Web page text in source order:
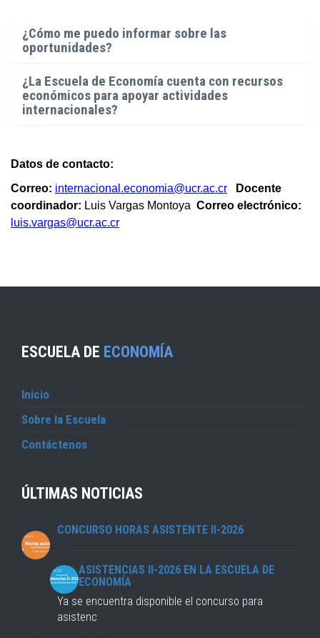
¿Cómo me puedo informar sobre las
oportunidades?
¿La Escuela de Economía cuenta con recursos
económicos para apoyar actividades
internacionales?
Datos de contacto:
Correo: internacional.economia@ucr.ac.cr
Docente
coordinador: Luis Vargas Montoya Correo electrónico:
luis.vargas@ucr.ac.cr
ESCUELA DE ECONOMÍA
Inicio
Sobre la Escuela
Contáctenos
ÚLTIMAS NOTICIAS
CONCURSO HORAS ASISTENTE II-2026
ASISTENCIAS II-2026 EN LA ESCUELA DE
ECONOMÍA
Ya se encuentra disponible el concurso para
asistenc